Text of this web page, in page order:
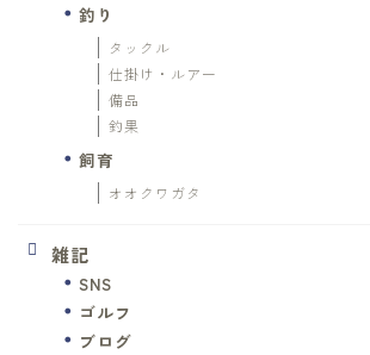
釣り
タックル
仕掛け・ルアー
備品
釣果
飼育
オオクワガタ
雑記
SNS
ゴルフ
ブログ